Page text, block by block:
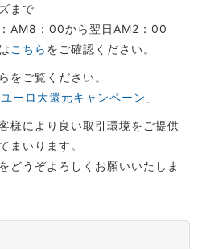
まで
AM8：00から翌日AM2：00
こちら をご確認ください。
をご覧ください。
ーロ大還元キャンペーン」
様により良い取引環境をご提供
まいります。
どうぞよろしくお願いいたしま